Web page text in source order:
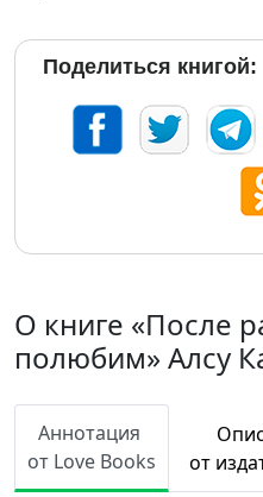
Поделиться книгой:
О книге «После
полюбим» Алсу
Аннотация
от Love Books
от